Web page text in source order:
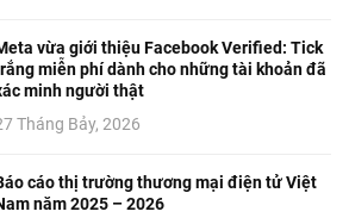
vừa giới thiệu Facebook Verified: Tick
miễn phí dành cho những tài khoản đã
minh người thật
Tháng Bảy, 2026
cáo thị trường thương mại điện tử Việt
năm 2025 – 2026